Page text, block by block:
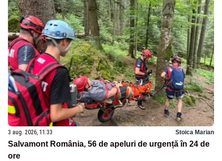
3 aug. 2026, 11:33 Stoica Marian
Salvamont România, 56 de apeluri de urgență în 24 de
ore